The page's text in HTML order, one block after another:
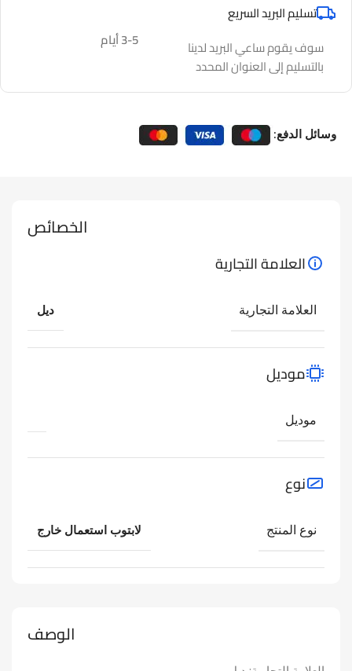
تسليم البريد السريع
سوف يقوم ساعي البريد لدينا
بالتسليم إلى العنوان المحدد
3-5 أيام
وسائل الدفع:
الوصف
الخصائص
العلامة التجارية
العلامة التجارية ديل
موديل
موديل
نوع
نوع المنتج لابتوب استعمال خارج